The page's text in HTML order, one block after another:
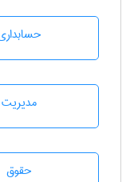
مديريت
حقوق